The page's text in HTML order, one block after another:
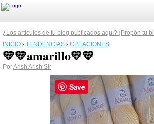
¿Los artículos de tu blog publicados aquí? ¡Propón tu
INICIO › TENDENCIAS › CREACIONES
💛💛amarillo💛💛
PorArish Arish Sir
Save